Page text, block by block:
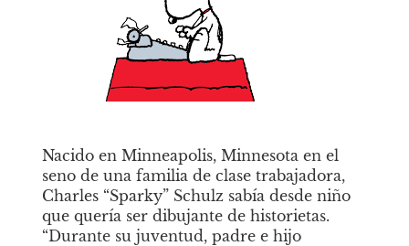
Nacido en Minneapolis, Minnesota en el
seno de una familia de clase trabajadora,
Charles “Sparky” Schulz sabía desde niño
que quería ser dibujante de historietas.
“Durante su juventud, padre e hijo